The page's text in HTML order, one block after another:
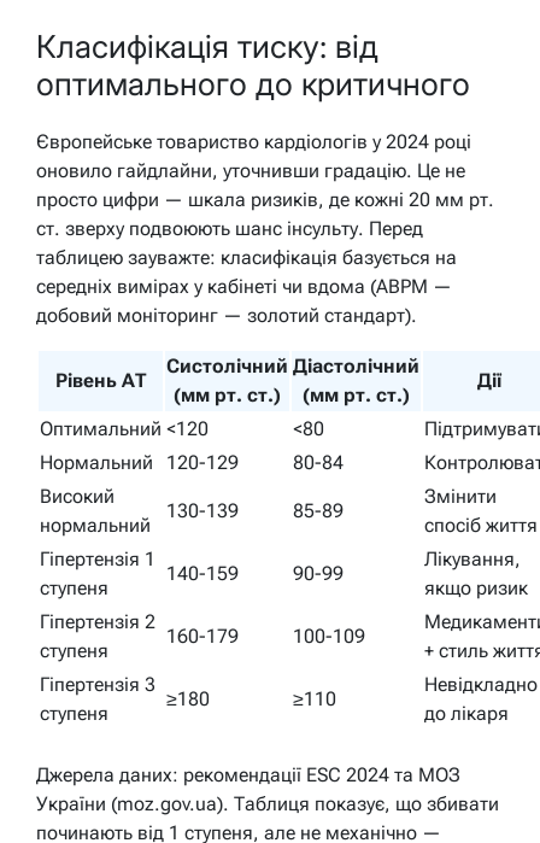
Класифікація тиску: від
оптимального до критичного
Європейське товариство кардіологів у 2024 році
оновило гайдлайни, уточнивши градацію. Це не
просто цифри — шкала ризиків, де кожні 20 мм рт.
ст. зверху подвоюють шанс інсульту. Перед
таблицею зауважте: класифікація базується на
середніх вимірах у кабінеті чи вдома (ABPM —
добовий моніторинг — золотий стандарт).
Рівень АТ
Систолічний
(мм рт. ст.)
Діастолічний
(мм рт. ст.)
Дії
Оптимальний <120 <80
Нормальний
120-129 80-84
Високий
нормальний
130-139 85-89
Змінити
спосіб життя
Гіпертензія 1
ступеня
140-159 90-99
Лікування,
якщо ризик
Гіпертензія 2
ступеня
160-179 100-109
+ стиль
Гіпертензія 3
ступеня
≥180 ≥110
Невідкладно
до лікаря
Джерела даних: рекомендації ESC 2024 та МОЗ
України (moz.gov.ua). Таблиця показує, що збивати
починають від 1 ступеня, але не механічно —